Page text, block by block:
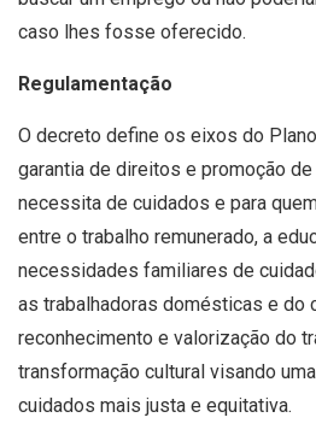
caso lhes fosse oferecido.
Regulamentação
O decreto define os eixos do
garantia de direitos e promoção
necessita de cuidados e para
entre o trabalho remunerado, a
necessidades familiares de
as trabalhadoras domésticas e do
reconhecimento e valorização do
transformação cultural visando
cuidados mais justa e equitativa.